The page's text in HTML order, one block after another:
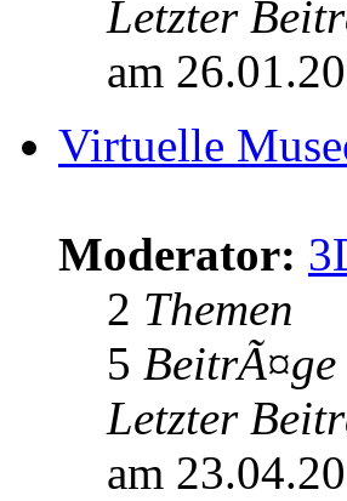
Letzter
am
Virtuelle
Moderator:
2 Themen
5 BeitrÃ¤ge
Letzter
am